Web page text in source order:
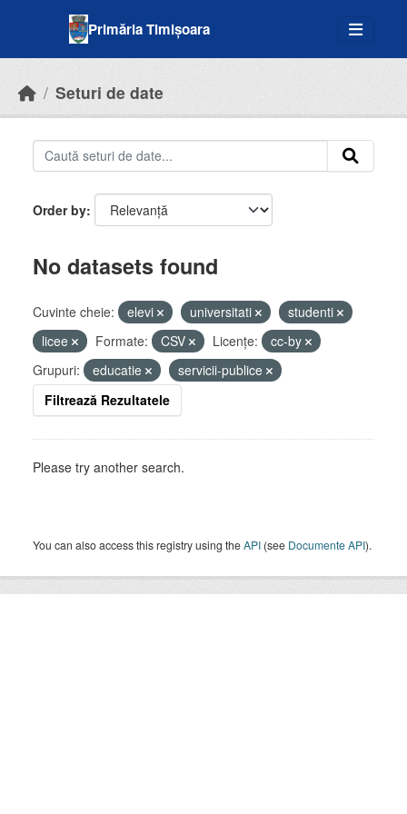
Primăria Timișoara
Seturi de date
Order by
No datasets found
Cuvinte cheie: elevi universitati
studenti
licee
Formate: CSV Licenţe:
cc-by
Grupuri:
educatie
servicii-publice
Filtrează Rezultatele
Please try another search.
You can also access this registry using theAPI (see Documente API).